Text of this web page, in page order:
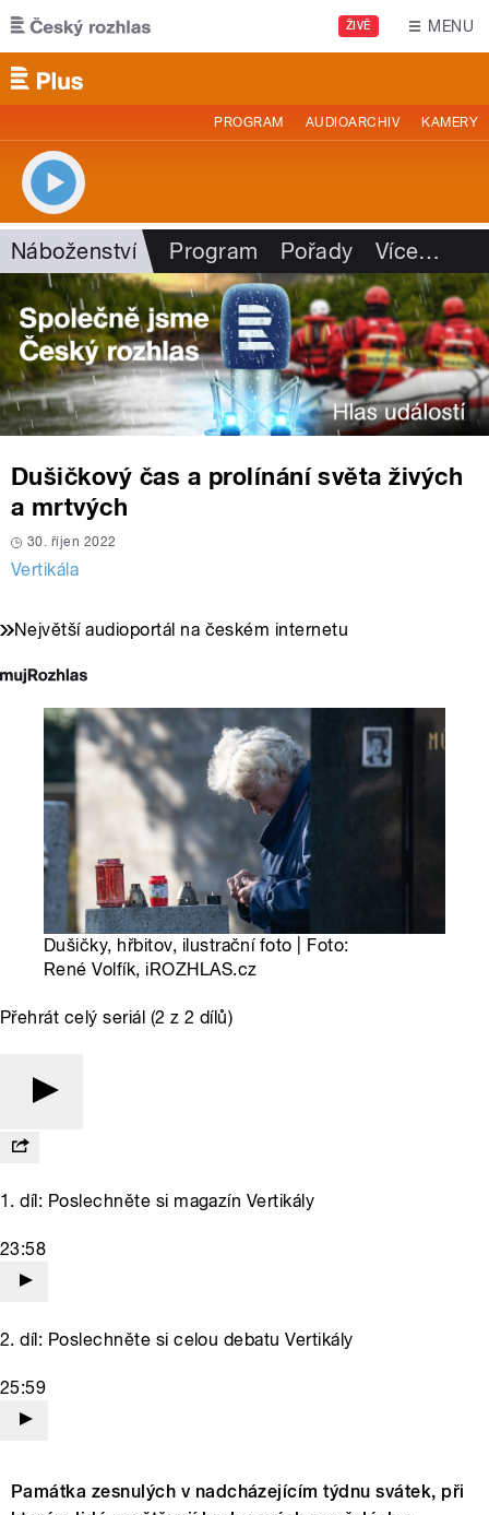
Přejít k hlavnímu obsahu
ŽIVĚ MENU
PROGRAM AUDIOARCHIV KAMERY
Náboženství Program Pořady Více…
Dušičkový čas a prolínání světa živých
a mrtvých
30. říjen 2022
Vertikála
Největší audioportál na českém internetu
Dušičky, hřbitov, ilustrační foto | Foto:
René Volfík, iROZHLAS.cz
Přehrát celý seriál (2 z 2 dílů)
1. díl: Poslechněte si magazín Vertikály
23:58
2. díl: Poslechněte si celou debatu Vertikály
25:59
Památka zesnulých v nadcházejícím týdnu svátek, při